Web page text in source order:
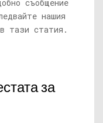
съобщение
нашия
тази статия.
за